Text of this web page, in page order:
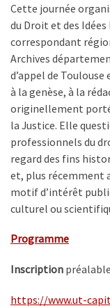
Cette journée
du Droit et des
correspondant
Archives
d’appel de
à la genèse, à la
originellement
la Justice. Elle
professionnels du
regard des fins
et, plus récemment
motif d’intérêt
culturel ou
Programme
Inscription
https://www.ut-